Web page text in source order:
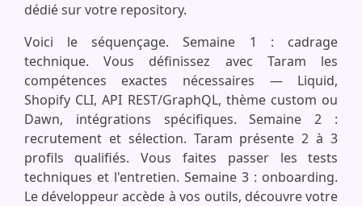
dédié sur votre repository.
Voici le séquençage. Semaine 1 : cadrage
technique. Vous définissez avec Taram les
compétences exactes nécessaires — Liquid,
Shopify CLI, API REST/GraphQL, thème custom ou
Dawn, intégrations spécifiques. Semaine 2 :
recrutement et sélection. Taram présente 2 à 3
profils qualifiés. Vous faites passer les tests
techniques et l'entretien. Semaine 3 : onboarding.
Le développeur accède à vos outils, découvre votre